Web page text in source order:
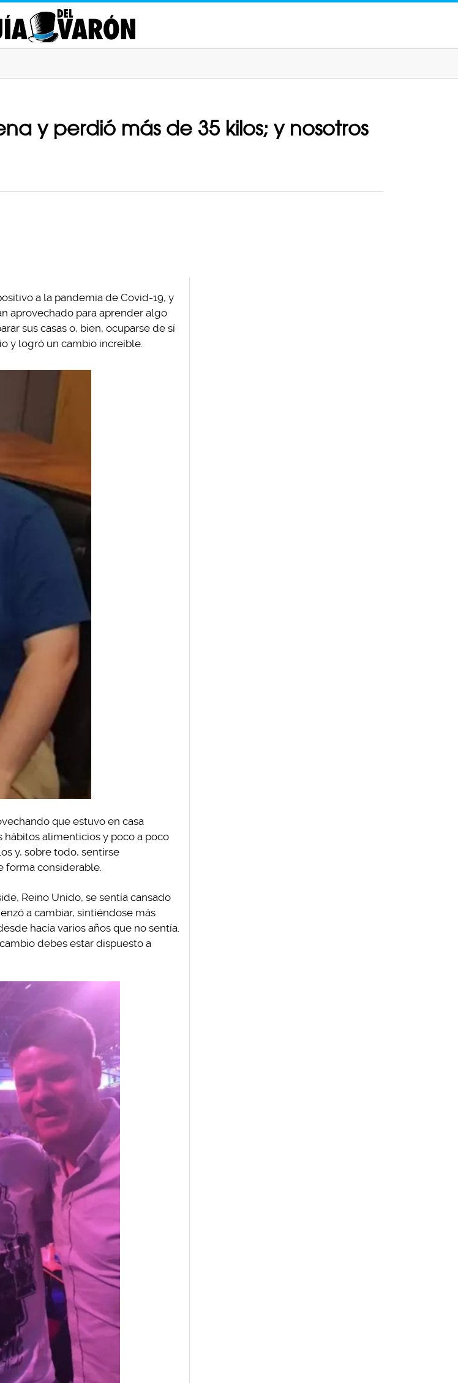
y perdió más de 35 kilos; y nosotros
a la pandemia de Covid-19, y
aprovechado para aprender algo
sus casas o, bien, ocuparse de sí
y logró un cambio increíble.
que estuvo en casa
hábitos alimenticios y poco a poco
y, sobre todo, sentirse
forma considerable.
Reino Unido, se sentía cansado
a cambiar, sintiéndose más
hacía varios años que no sentía.
debes estar dispuesto a